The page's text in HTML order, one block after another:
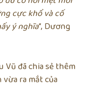
cực khổ và cố
ý nghĩa“, Dương
Vũ đã chia sẻ thêm
ra mắt của